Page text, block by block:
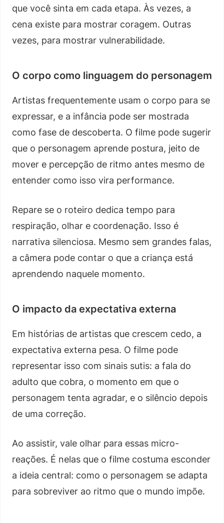
que você sinta em cada etapa. Às vezes, a
cena existe para mostrar coragem. Outras
vezes, para mostrar vulnerabilidade.
O corpo como linguagem do personagem
Artistas frequentemente usam o corpo para se
expressar, e a infância pode ser mostrada
como fase de descoberta. O filme pode sugerir
que o personagem aprende postura, jeito de
mover e percepção de ritmo antes mesmo de
entender como isso vira performance.
Repare se o roteiro dedica tempo para
respiração, olhar e coordenação. Isso é
narrativa silenciosa. Mesmo sem grandes falas,
a câmera pode contar o que a criança está
aprendendo naquele momento.
O impacto da expectativa externa
Em histórias de artistas que crescem cedo, a
expectativa externa pesa. O filme pode
representar isso com sinais sutis: a fala do
adulto que cobra, o momento em que o
personagem tenta agradar, e o silêncio depois
de uma correção.
Ao assistir, vale olhar para essas micro-
reações. É nelas que o filme costuma esconder
a ideia central: como o personagem se adapta
para sobreviver ao ritmo que o mundo impõe.